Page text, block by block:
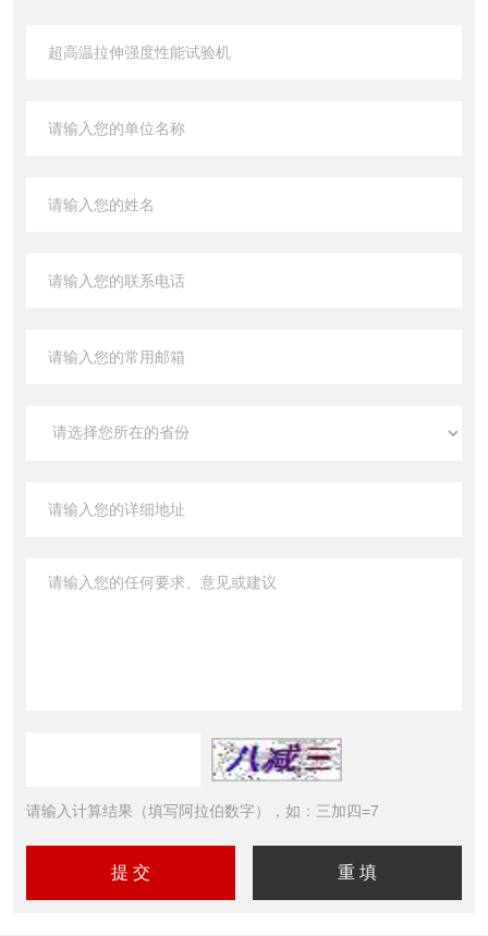
请输入计算结果（填写阿拉伯数字），如：三加四=7